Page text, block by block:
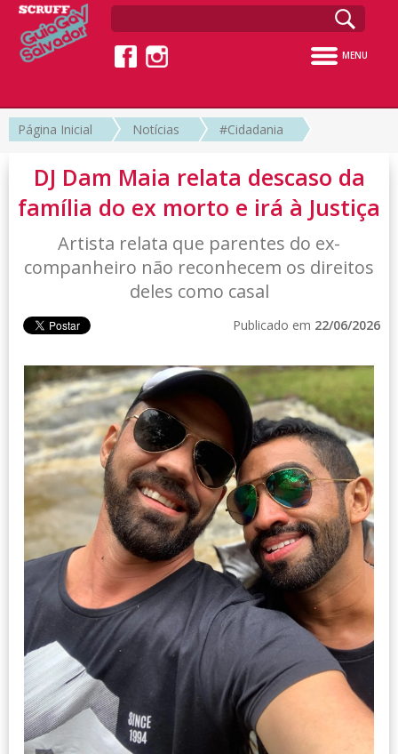
MENU
Página Inicial Notícias #Cidadania
DJ Dam Maia relata descaso da
família do ex morto e irá à Justiça
Artista relata que parentes do ex-
companheiro não reconhecem os direitos
deles como casal
Publicado em 22/06/2026